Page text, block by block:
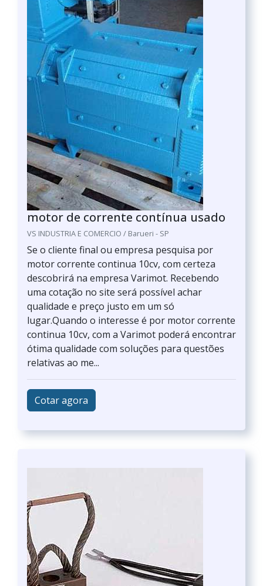
motor de corrente contínua usado
VS INDUSTRIA E COMERCIO / Barueri - SP
Se o cliente final ou empresa pesquisa por
motor corrente continua 10cv, com certeza
descobrirá na empresa Varimot. Recebendo
uma cotação no site será possível achar
qualidade e preço justo em um só
lugar.Quando o interesse é por motor corrente
continua 10cv, com a Varimot poderá encontrar
ótima qualidade com soluções para questões
relativas ao me...
Cotar agora